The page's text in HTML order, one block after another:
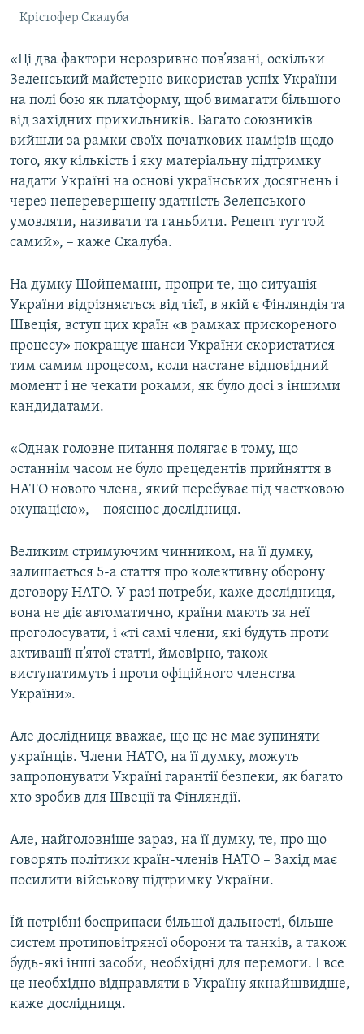
Крістофер Скалуба
«Ці два фактори нерозривно пов’язані, оскільки
Зеленський майстерно використав успіх України
на полі бою як платформу, щоб вимагати більшого
від західних прихильників. Багато союзників
вийшли за рамки своїх початкових намірів щодо
того, яку кількість і яку матеріальну підтримку
надати Україні на основі українських досягнень і
через неперевершену здатність Зеленського
умовляти, називати та ганьбити. Рецепт тут той
самий», – каже Скалуба.
На думку Шойнеманн, пропри те, що ситуація
України відрізняється від тієї, в якій є Фінляндія та
Швеція, вступ цих країн «в рамках прискореного
процесу» покращує шанси України скористатися
тим самим процесом, коли настане відповідний
момент і не чекати роками, як було досі з іншими
кандидатами.
«Однак головне питання полягає в тому, що
останнім часом не було прецедентів прийняття в
НАТО нового члена, який перебуває під частковою
окупацією», – пояснює дослідниця.
Великим стримуючим чинником, на її думку,
залишається 5-а стаття про колективну оборону
договору НАТО. У разі потреби, каже дослідниця,
вона не діє автоматично, країни мають за неї
проголосувати, і «ті самі члени, які будуть проти
активації п’ятої статті, ймовірно, також
виступатимуть і проти офіційного членства
України».
Але дослідниця вважає, що це не має зупиняти
українців. Члени НАТО, на її думку, можуть
запропонувати Україні гарантії безпеки, як багато
хто зробив для Швеції та Фінляндії.
Але, найголовніше зараз, на її думку, те, про що
говорять політики країн-членів НАТО – Захід має
посилити військову підтримку України.
Їй потрібні боєприпаси більшої дальності, більше
систем протиповітряної оборони та танків, а також
будь-які інші засоби, необхідні для перемоги. І все
це необхідно відправляти в Україну якнайшвидше,
каже дослідниця.